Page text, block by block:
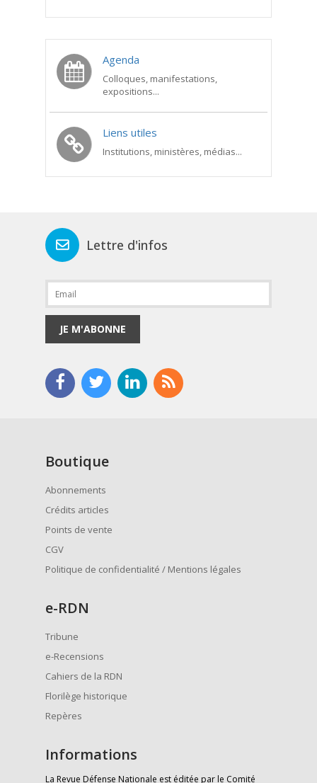
Agenda
Colloques, manifestations,
expositions...
Liens utiles
Institutions, ministères, médias...
Lettre d'infos
JE M'ABONNE
Boutique
Abonnements
Crédits articles
Points de vente
CGV
Politique de confidentialité / Mentions légales
e-RDN
Tribune
e-Recensions
Cahiers de la RDN
Florilège historique
Repères
Informations
La Revue Défense Nationale est éditée par le Comité